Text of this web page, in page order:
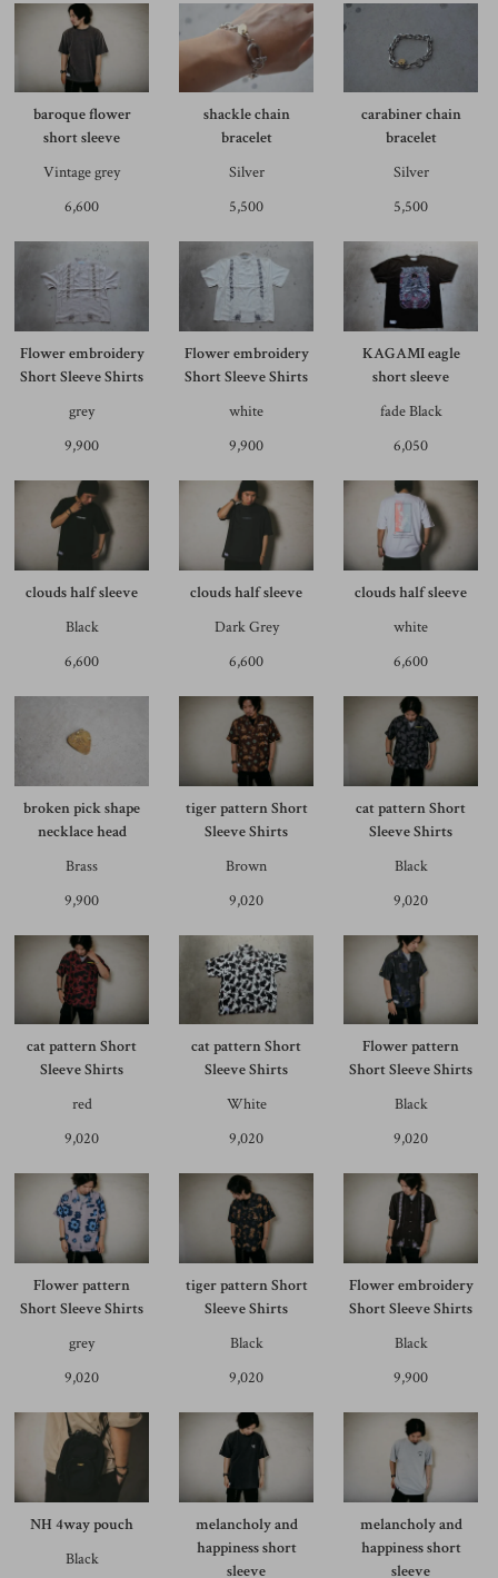
baroque flower
short sleeve
Vintage grey
6,600
shackle chain
bracelet
Silver
5,500
carabiner chain
bracelet
Silver
5,500
Flower embroidery
Short Sleeve Shirts
grey
9,900
Flower embroidery
Short Sleeve Shirts
white
9,900
KAGAMI eagle
short sleeve
fade Black
6,050
clouds half sleeve
Black
6,600
clouds half sleeve
Dark Grey
6,600
clouds half sleeve
white
6,600
broken pick shape
necklace head
Brass
9,900
tiger pattern Short
Sleeve Shirts
Brown
9,020
cat pattern Short
Sleeve Shirts
Black
9,020
cat pattern Short
Sleeve Shirts
red
9,020
cat pattern Short
Sleeve Shirts
White
9,020
Flower pattern
Short Sleeve Shirts
Black
9,020
Flower pattern
Short Sleeve Shirts
grey
9,020
tiger pattern Short
Sleeve Shirts
Black
9,020
Flower embroidery
Short Sleeve Shirts
Black
9,900
NH 4way pouch
Black
melancholy and
happiness short
sleeve
melancholy and
happiness short
sleeve